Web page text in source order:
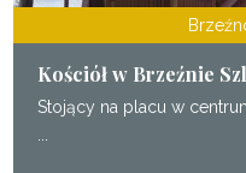
Kościół w Brzeźnie
Stojący na placu w
...